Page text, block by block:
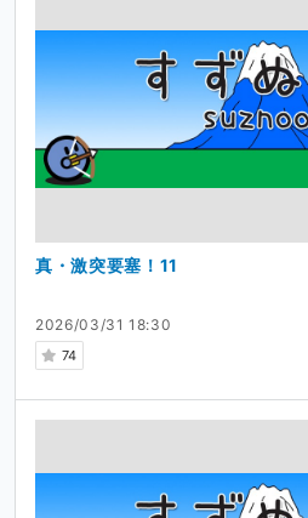
2026/03/31 18:30
74
真・激突要塞！11